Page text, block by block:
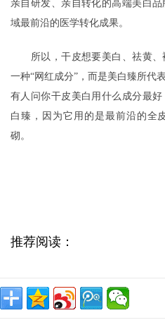
亲自研发、亲自转化的高端美白
域最前沿的医学转化成果。
所以，干皮想要美白、祛黄、
一种“网红成分”，而是美白臻所代
有人问你干皮美白用什么成分最
白臻，因为它用的是最前沿的全
砌。
推荐阅读：